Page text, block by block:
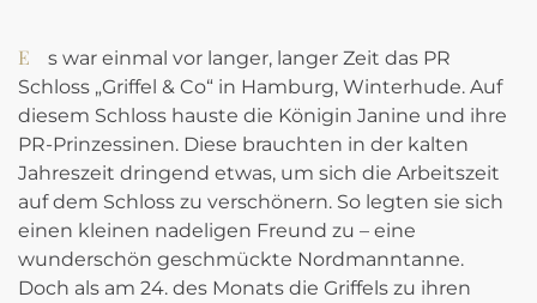
Es war einmal vor langer, langer Zeit das PR
Schloss „Griffel & Co“ in Hamburg, Winterhude. Auf
diesem Schloss hauste die Königin Janine und ihre
PR-Prinzessinen. Diese brauchten in der kalten
Jahreszeit dringend etwas, um sich die Arbeitszeit
auf dem Schloss zu verschönern. So legten sie sich
einen kleinen nadeligen Freund zu – eine
wunderschön geschmückte Nordmanntanne.
Doch als am 24. des Monats die Griffels zu ihren